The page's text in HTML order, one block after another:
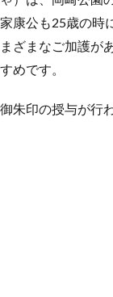
康公も25歳の
ざまなご加護が
めです。
朱印の授与が行